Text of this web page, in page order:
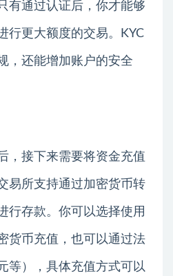
有通过认证后，你才能够
行更大额度的交易。KYC
，还能增加账户的安全
，接下来需要将资金充值
易所支持通过加密货币转
行存款。你可以选择使用
货币充值，也可以通过法
等），具体充值方式可以